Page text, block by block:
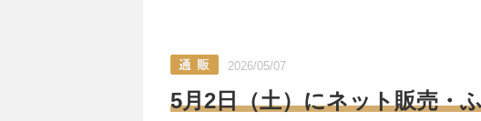
2026/05/07
5月2日（土）にネット販売・